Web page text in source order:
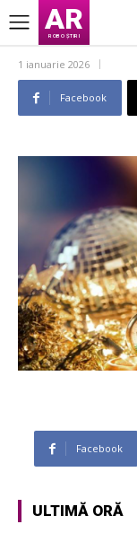
AR
ROBO ȘTIRI
1 ianuarie 2026
Facebook
Facebook
ULTIMĂ ORĂ